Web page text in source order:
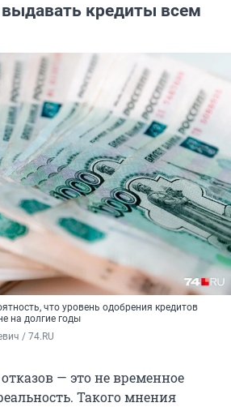
кредиты всем
что уровень одобрения кредитов
на долгие годы
/ 74.RU
— это не временное
Такого мнения